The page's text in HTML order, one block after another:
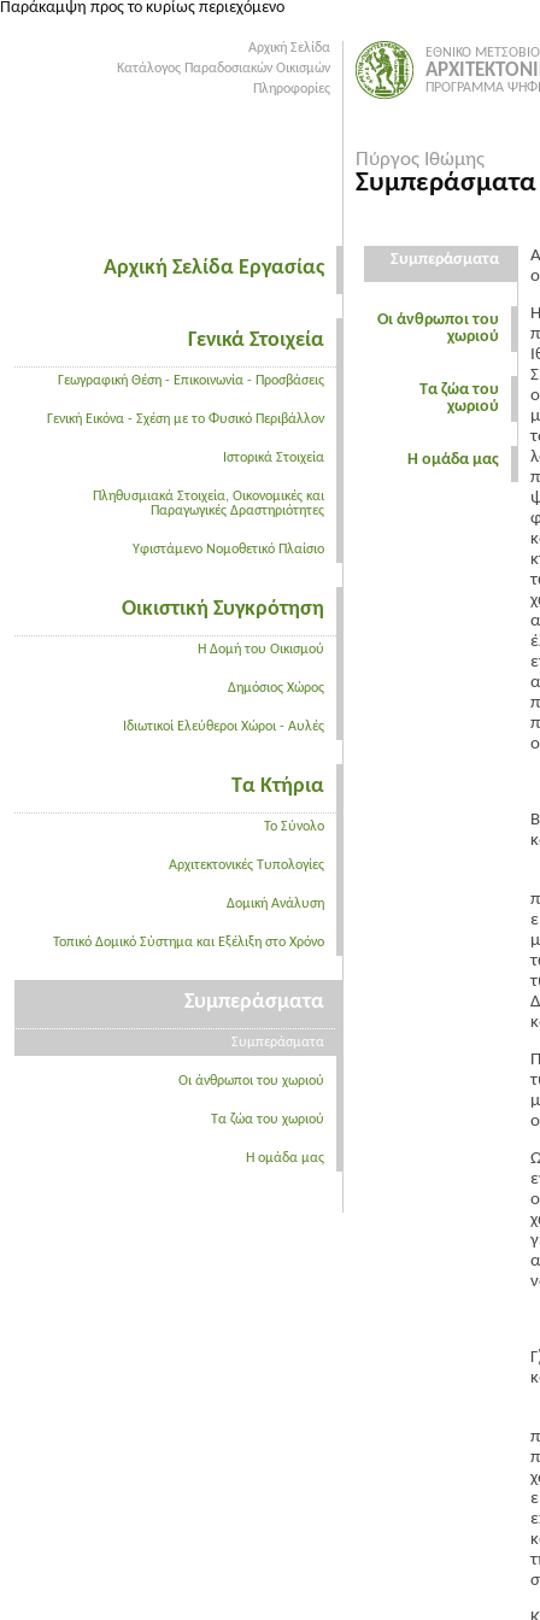
Παράκαμψη προς το κυρίως περιεχόμενο
Αρχική Σελίδα
Κατάλογος Παραδοσιακών Οικισμών
Πληροφορίες
Αρχική Σελίδα Εργασίας
Γενικά Στοιχεία
Γεωγραφική Θέση - Επικοινωνία - Προσβάσεις
Γενική Εικόνα - Σχέση με το Φυσικό Περιβάλλον
Ιστορικά Στοιχεία
Πληθυσμιακά Στοιχεία, Οικονομικές και
Παραγωγικές Δραστηριότητες
Υφιστάμενο Νομοθετικό Πλαίσιο
Οικιστική Συγκρότηση
Η Δομή του Οικισμού
Δημόσιος Χώρος
Ιδιωτικοί Ελεύθεροι Χώροι - Αυλές
Τα Κτήρια
Το Σύνολο
Αρχιτεκτονικές Τυπολογίες
Δομική Ανάλυση
Τοπικό Δομικό Σύστημα και Εξέλιξη στο Χρόνο
Συμπεράσματα
Συμπεράσματα
Οι άνθρωποι του χωριού
Τα ζώα του χωριού
Η ομάδα μας
ΕΘΝΙΚΟ
ΠΡΟΓΡΑΜΜΑ
Πύργος Ιθώμης
Συμπεράσματα
Συμπεράσματα
Οι άνθρωποι του
χωριού
Τα ζώα του
χωριού
Η ομάδα μας